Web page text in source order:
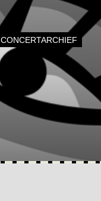
CONCERTARCHIEF